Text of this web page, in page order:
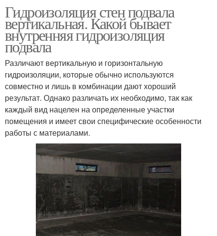
Гидроизоляция стен подвала
вертикальная. Какой бывает
внутренняя гидроизоляция
подвала
Различают вертикальную и горизонтальную
гидроизоляции, которые обычно используются
совместно и лишь в комбинации дают хороший
результат. Однако различать их необходимо, так как
каждый вид нацелен на определенные участки
помещения и имеет свои специфические особенности
работы с материалами.